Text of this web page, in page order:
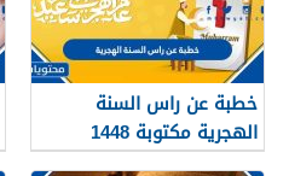
خطبة عن راس السنة
الهجرية مكتوبة 1448